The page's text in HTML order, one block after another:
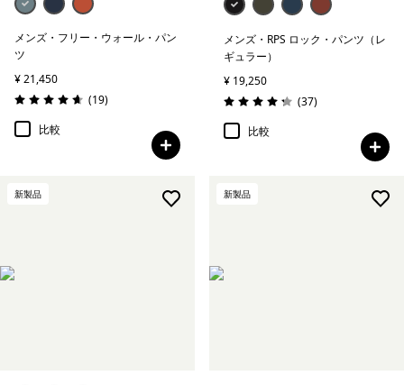
メンズ・フリー・ウォール・パン
ツ
¥ 21,450
評価: 4.6 / 5
(19レビュー
)
比較
メンズ・RPS ロック・パンツ（レ
ギュラー）
¥ 19,250
評価: 4.2 / 5
(37レビュー
)
比較
新製品 新製品